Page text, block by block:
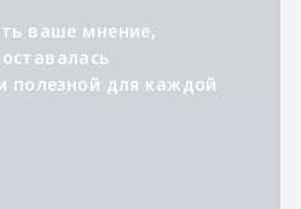
фонда,
к лучшему